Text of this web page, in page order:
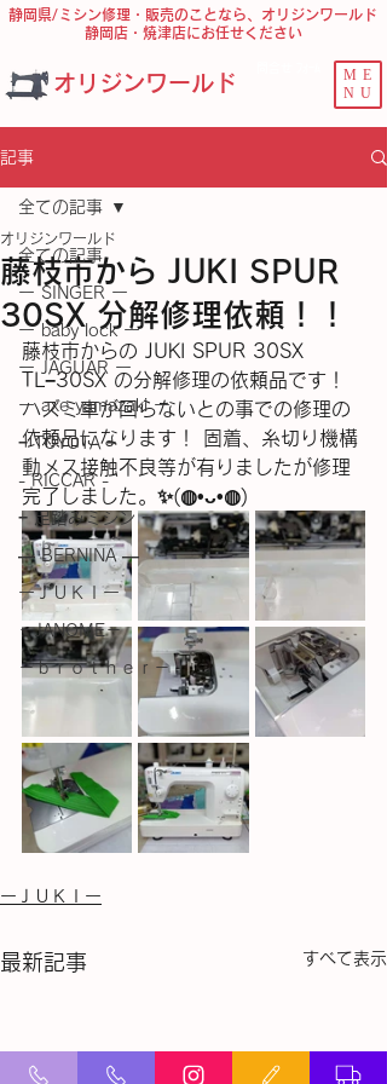
オリジンワールド
ME
NU
静岡県/ミシン修理・販売のことなら、オリジンワールド
静岡店・焼津店にお任せください
記事
全ての記事
ー SINGER ー
ー baby lock ー
ー JAGUAR ー
ー axe yamazaki ー
− TOYOTA −
- RICCAR -
− 足踏みミシン −
― BERNINA ―
ーＪＵＫＩー
－JANOME－
－ｂｒｏｔｈｅｒ－
全ての記事
藤枝市から JUKI SPUR
30SX 分解修理依頼！！
オリジンワールド
藤枝市からの JUKI SPUR 30SX
TL−30SX の分解修理の依頼品です！
ハズミ車が回らないとの事での修理の
依頼品になります！ 固着、糸切り機構
動メス接触不良等が有りましたが修理
完了しました。✨(⁠◍⁠•⁠ᴗ⁠•⁠◍⁠)
ーＪＵＫＩー
最新記事 すべて表示